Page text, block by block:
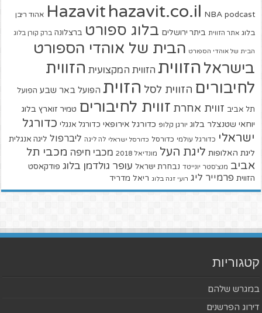
Hazavit hazavit.co.il NBA podcast אהוד ריבן
בלוג אתר הזווית ביתר ירושלים בלוג ספורט ברצלונה ברק קורן בלוג
הבית של אוהדי הספורט הבית של אוהדי הספורט
בישראל הזווית הזווית המקצועית הזווית
לחיבורים הזווית לסל הזוית הפועל באר שבע הפועל
תל אביב זווית אחרת זווית לחיבורים טמיר זוארץ בלוג
יוחאי שטנצלר בלוג יורגן קלופ כדורגל אירופאי כדורגל אנגלי כדורגל
ישראלי כדורגל עולמי כדורסל כדורסל ישראלי לה ליגה ליברפול ליגה אנגלית
ליגת האלופות ליגת העל מונדיאל 2018 מכבי חיפה מכבי תל
אביב מנצ'סטר יונייטד נבחרת ישראל עופר גולדמן בלוג פודקאסט
הזווית פרמייר ליג רועי זגה בלוג ריאל מדריד
קטגוריות
במגרש שלהם
דירוג הפרשנים